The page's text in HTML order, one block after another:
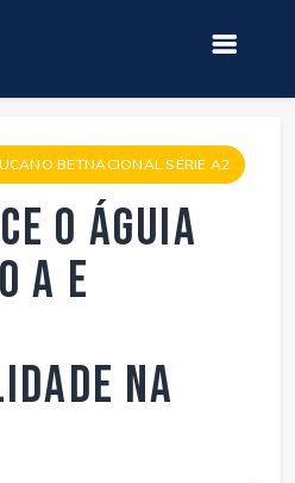
BETNACIONAL SÉRIE A2
o Águia
A e
na